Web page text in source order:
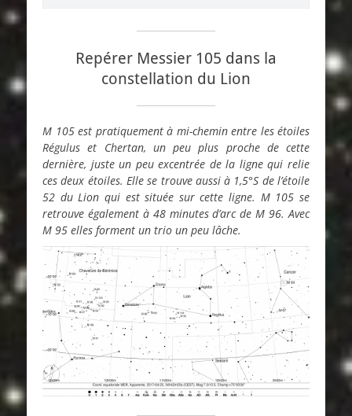
Repérer Messier 105 dans la
constellation du Lion
M 105 est pratiquement à mi-chemin entre les étoiles
Régulus et Chertan, un peu plus proche de cette
dernière, juste un peu excentrée de la ligne qui relie
ces deux étoiles. Elle se trouve aussi à 1,5°S de l’étoile
52 du Lion qui est située sur cette ligne. M 105 se
retrouve également à 48 minutes d’arc de M 96. Avec
M 95 elles forment un trio un peu lâche.